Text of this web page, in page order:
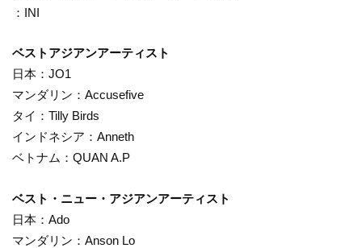
：INI
ベストアジアンアーティスト
日本：JO1
マンダリン：Accusefive
タイ：Tilly Birds
インドネシア：Anneth
ベトナム：QUAN A.P
ベスト・ニュー・アジアンアーティスト
日本：Ado
マンダリン：Anson Lo